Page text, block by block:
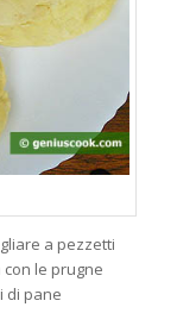
a pezzetti
le prugne
di pane